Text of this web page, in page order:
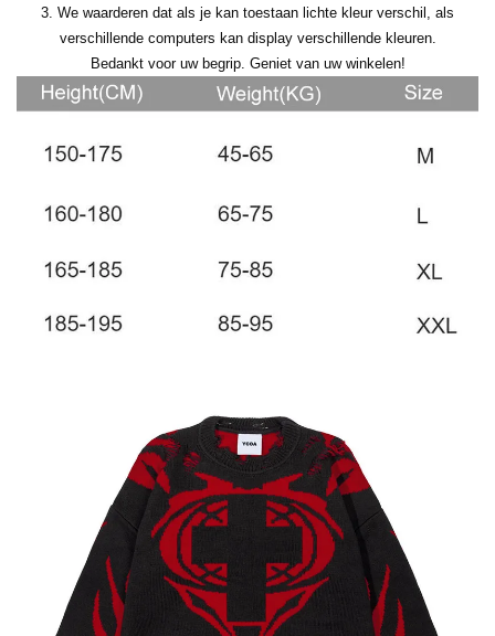
3. We waarderen dat als je kan toestaan lichte kleur verschil, als
verschillende computers kan display verschillende kleuren.
Bedankt voor uw begrip. Geniet van uw winkelen!